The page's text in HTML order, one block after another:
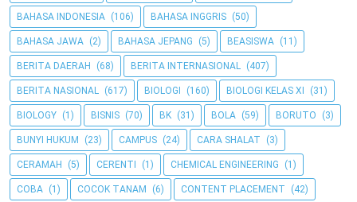
BAHASA INDONESIA (106) BAHASA INGGRIS (50)
BAHASA JAWA (2) BAHASA JEPANG (5) BEASISWA (11)
BERITA DAERAH (68) BERITA INTERNASIONAL (407)
BERITA NASIONAL (617) BIOLOGI (160) BIOLOGI KELAS XI (31)
BIOLOGY (1) BISNIS (70) BK (31) BOLA (59) BORUTO (3)
BUNYI HUKUM (23) CAMPUS (24) CARA SHALAT (3)
CERAMAH (5) CERENTI (1) CHEMICAL ENGINEERING (1)
COBA (1) COCOK TANAM (6) CONTENT PLACEMENT (42)